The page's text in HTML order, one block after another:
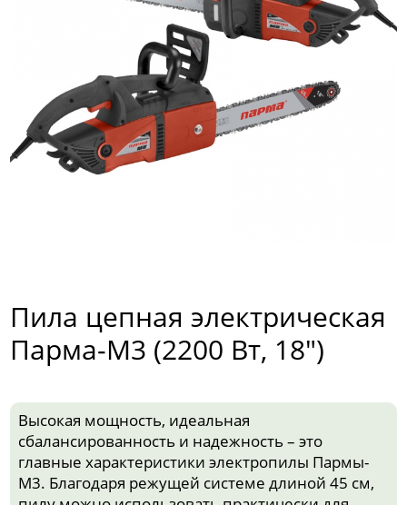
Пила цепная электрическая
Парма-М3 (2200 Вт, 18")
Высокая мощность, идеальная
сбалансированность и надежность – это
главные характеристики электропилы Пармы-
М3. Благодаря режущей системе длиной 45 см,